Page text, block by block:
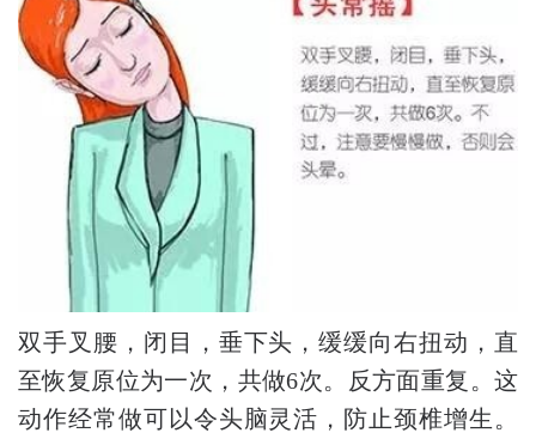
双手叉腰，闭目，垂下头，缓缓向右扭动，直
至恢复原位为一次，共做6次。反方面重复。这
动作经常做可以令头脑灵活，防止颈椎增生。